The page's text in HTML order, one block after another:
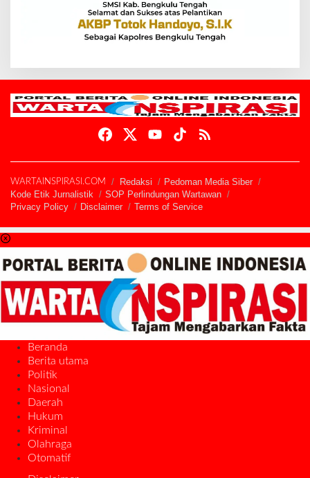
WARTAINSPIRASI.COM Redaksi
Pedoman Media Siber
Kode Etik Jurnalistik
SOP Perlindungan Wartawan
Privacy Policy
Disclaimer Terms of Service
Beranda
Berita utama
Politik
Nasional
Daerah
Hukum
Kriminal
Olahraga
Otomatif